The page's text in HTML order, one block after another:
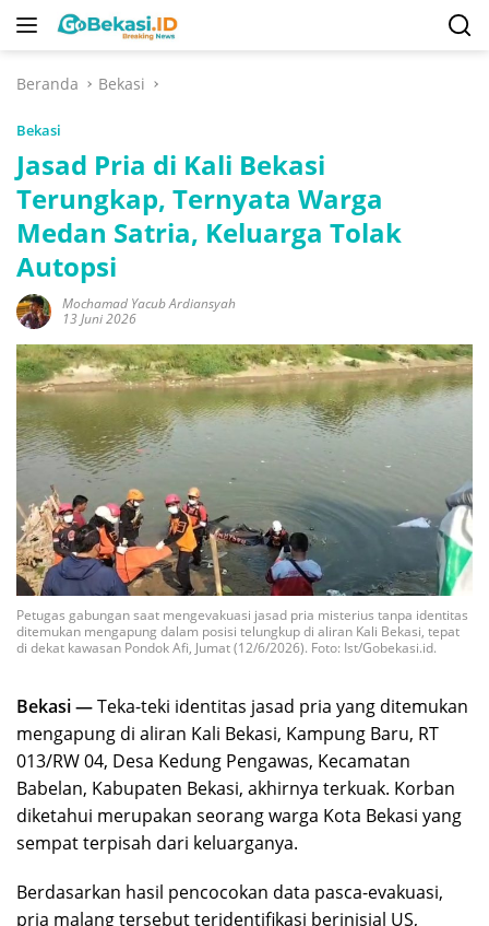
Langsung
Beranda
Bekasi
Bekasi
Jasad Pria di Kali Bekasi
Terungkap, Ternyata Warga
Medan Satria, Keluarga Tolak
Autopsi
Mochamad Yacub Ardiansyah
13 Juni 2026
Petugas gabungan saat mengevakuasi jasad pria misterius tanpa identitas
ditemukan mengapung dalam posisi telungkup di aliran Kali Bekasi, tepat
di dekat kawasan Pondok Afi, Jumat (12/6/2026). Foto: Ist/Gobekasi.id.
Bekasi —Teka-teki identitas jasad pria yang ditemukan
mengapung di aliran Kali Bekasi, Kampung Baru, RT
013/RW 04, Desa Kedung Pengawas, Kecamatan
Babelan, Kabupaten Bekasi, akhirnya terkuak. Korban
diketahui merupakan seorang warga Kota Bekasi yang
sempat terpisah dari keluarganya.
Berdasarkan hasil pencocokan data pasca-evakuasi,
pria malang tersebut teridentifikasi berinisial US,